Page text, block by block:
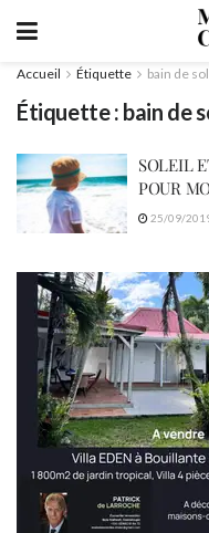
Accueil Étiquette bain de
Étiquette : bain de
SOLEIL
POUR
25/09/